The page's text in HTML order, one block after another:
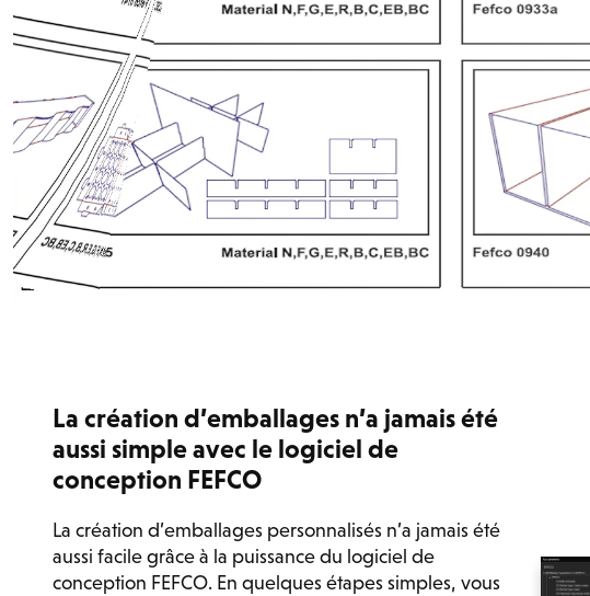
La création d’emballages n’a jamais été
aussi simple avec le logiciel de
conception FEFCO
La création d’emballages personnalisés n’a jamais été
aussi facile grâce à la puissance du logiciel de
conception FEFCO. En quelques étapes simples, vous